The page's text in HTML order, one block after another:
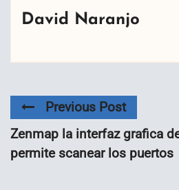
David Naranjo
Previous Post
Zenmap la interfaz grafica
permite scanear los puertos